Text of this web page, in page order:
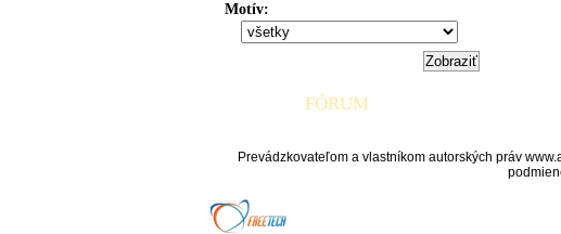
Motív:
FÓRUM
Prevádzkovateľom a vlastníkom autorských práv